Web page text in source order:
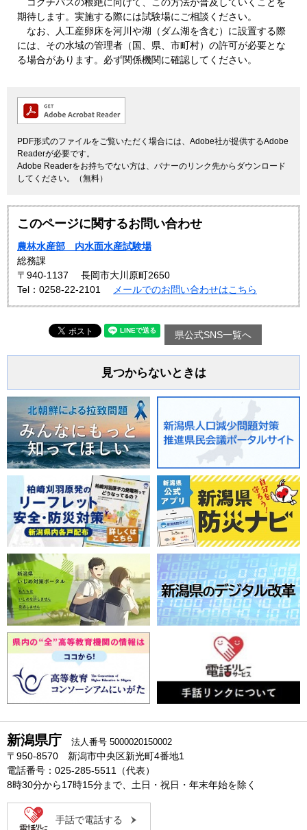
期待します。実施する際には試験場にご相談ください。
なお、人工産卵床を河川や湖（ダム湖を含む）に設置する際
には、その水域の管理者（国、県、市町村）の許可が必要とな
る場合があります。必ず関係機関に確認してください。
PDF形式のファイルをご覧いただく場合には、Adobe社が提供するAdobe
Readerが必要です。
Adobe Readerをお持ちでない方は、バナーのリンク先からダウンロード
してください。（無料）
このページに関するお問い合わせ
農林水産部 内水面水産試験場
総務課
〒940-1137
長岡市大川原町2650
Tel：0258-22-2101
メールでのお問い合わせはこちら
県公式SNS一覧へ
見つからないときは
新潟県庁 法人番号 5000020150002
〒950-8570 新潟市中央区新光町4番地1
電話番号：025-285-5511（代表）
8時30分から17時15分まで、土日・祝日・年末年始を除く
手話で電話する